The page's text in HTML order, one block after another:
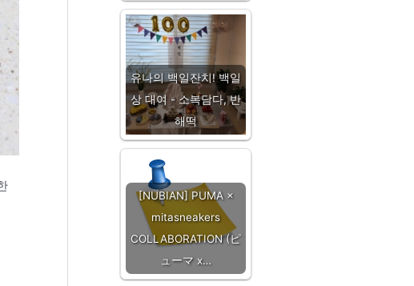
유나의 백일잔치! 백일
상 대여 - 소복담다, 반
해떡
[NUBIAN] PUMA ×
mitasneakers
COLLABORATION (ピ
ューマ x…